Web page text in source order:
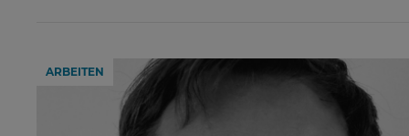
ARBEITEN